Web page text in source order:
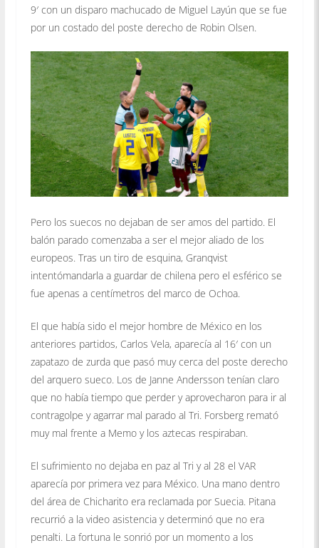
9′ con un disparo machucado de Miguel Layún que se fue
por un costado del poste derecho de Robin Olsen.
Pero los suecos no dejaban de ser amos del partido. El
balón parado comenzaba a ser el mejor aliado de los
europeos. Tras un tiro de esquina, Granqvist
intentómandarla a guardar de chilena pero el esférico se
fue apenas a centímetros del marco de Ochoa.
El que había sido el mejor hombre de México en los
anteriores partidos, Carlos Vela, aparecía al 16′ con un
zapatazo de zurda que pasó muy cerca del poste derecho
del arquero sueco. Los de Janne Andersson tenían claro
que no había tiempo que perder y aprovecharon para ir al
contragolpe y agarrar mal parado al Tri. Forsberg remató
muy mal frente a Memo y los aztecas respiraban.
El sufrimiento no dejaba en paz al Tri y al 28 el VAR
aparecía por primera vez para México. Una mano dentro
del área de Chicharito era reclamada por Suecia. Pitana
recurrió a la video asistencia y determinó que no era
penalti. La fortuna le sonrió por un momento a los